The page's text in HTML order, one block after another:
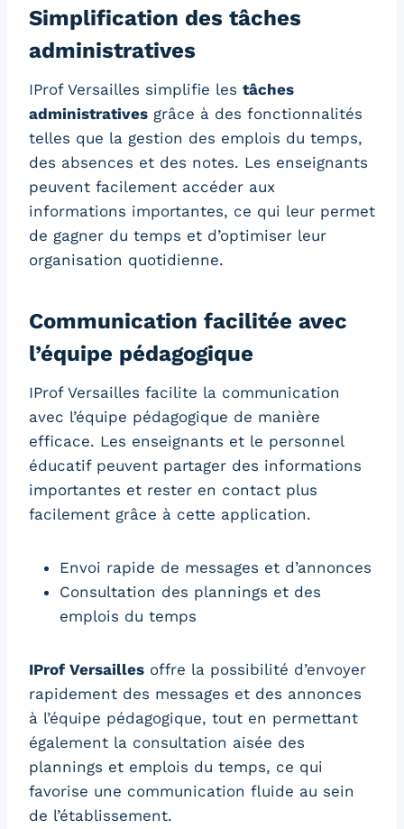
Simplification des tâches
administratives
IProf Versailles simplifie les tâches
administratives grâce à des fonctionnalités
telles que la gestion des emplois du temps,
des absences et des notes. Les enseignants
peuvent facilement accéder aux
informations importantes, ce qui leur permet
de gagner du temps et d’optimiser leur
organisation quotidienne.
Communication facilitée avec
l’équipe pédagogique
IProf Versailles facilite la communication
avec l’équipe pédagogique de manière
efficace. Les enseignants et le personnel
éducatif peuvent partager des informations
importantes et rester en contact plus
facilement grâce à cette application.
Envoi rapide de messages et d’annonces
Consultation des plannings et des
emplois du temps
IProf Versailles offre la possibilité d’envoyer
rapidement des messages et des annonces
à l’équipe pédagogique, tout en permettant
également la consultation aisée des
plannings et emplois du temps, ce qui
favorise une communication fluide au sein
de l’établissement.